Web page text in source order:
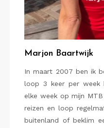
Marjon Baartwijk
In maart 2007 ben ik
loop 3 keer per week
elke week op mijn
reizen en loop
buitenland of beklim